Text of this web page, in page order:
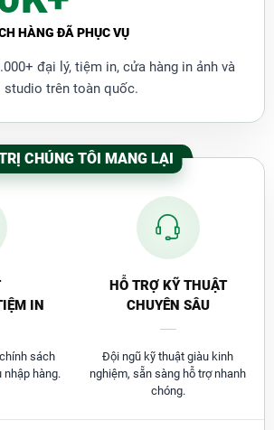
HÀNG ĐÃ PHỤC VỤ
đại lý, tiệm in, cửa hàng in ảnh và
studio trên toàn quốc.
CHÚNG TÔI MANG LẠI
IN
sách
nhập hàng.
HỖ TRỢ KỸ THUẬT
CHUYÊN SÂU
Đội ngũ kỹ thuật giàu kinh
nghiệm, sẵn sàng hỗ trợ nhanh
chóng.